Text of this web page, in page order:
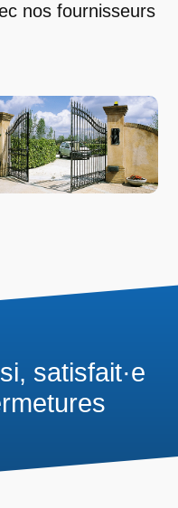
nos fournisseurs
satisfait·e